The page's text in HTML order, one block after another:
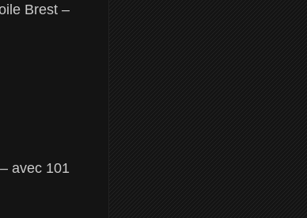
Brest –
avec 101